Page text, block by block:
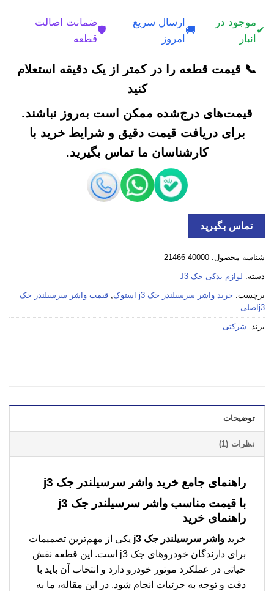
✔
موجود در
انبار
🚚
ارسال سریع
امروز
🛡️
ضمانت اصالت
قطعه
📞 قیمت قطعه را در کمتر از یک دقیقه استعلام
کنید
قیمت‌های درج‌شده ممکن است به‌روز نباشند.
برای دریافت قیمت دقیق و شرایط خرید با
کارشناسان ما تماس بگیرید.
تماس بگیرید
شناسه محصول: 40000-21466
دسته: لوازم یدکی جک J3
برچسب: خرید واشر سرسیلندر جک j3 استوک
قیمت واشر سرسیلندر جک
j3اصلی
برند: شرکتی
توضیحات
نظرات (1)
راهنمای جامع خرید واشر سرسیلندر جک j3
با قیمت مناسب واشر سرسیلندر جک j3
راهنمای خرید
خرید واشر سرسیلندر جک j3
یکی از مهم‌ترین تصمیمات
برای دارندگان خودروهای جک j3 است. این قطعه نقش
حیاتی در عملکرد موتور خودرو دارد و انتخاب آن باید با
دقت و توجه به جزئیات انجام شود. در این مقاله، ما به